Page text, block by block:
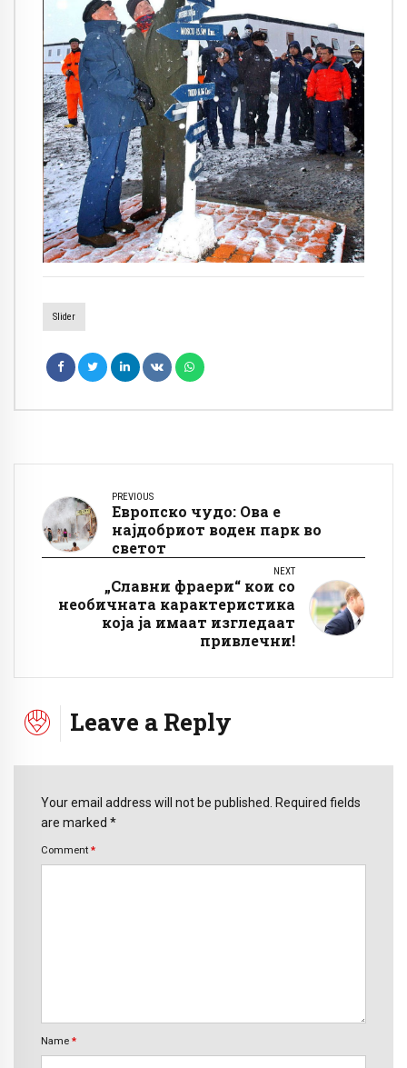
Slider
PREVIOUS
Европско чудо: Ова е
најдобриот воден парк во
светот
NEXT
„Славни фраери“ кои со
необичната карактеристика
која ја имаат изгледаат
привлечни!
Leave a Reply
Your email address will not be published. Required fields
are marked *
Comment *
Name *